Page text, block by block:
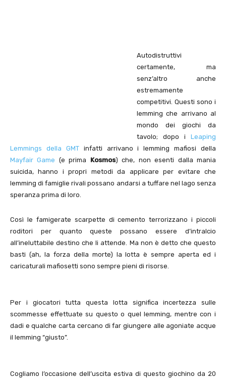
Autodistruttivi
certamente, ma
senz’altro anche
estremamente
competitivi. Questi sono i
lemming che arrivano al
mondo dei giochi da
tavolo; dopo i Leaping
Lemmings della GMTinfatti arrivano i lemming mafiosi della
Mayfair Game (e prima Kosmos) che, non esenti dalla mania
suicida, hanno i propri metodi da applicare per evitare che
lemming di famiglie rivali possano andarsi a tuffare nel lago senza
speranza prima di loro.
Così le famigerate scarpette di cemento terrorizzano i piccoli
roditori per quanto queste possano essere d’intralcio
all’ineluttabile destino che li attende. Ma non è detto che questo
basti (ah, la forza della morte) la lotta è sempre aperta ed i
caricaturali mafiosetti sono sempre pieni di risorse.
Per i giocatori tutta questa lotta significa incertezza sulle
scommesse effettuate su questo o quel lemming, mentre con i
dadi e qualche carta cercano di far giungere alle agoniate acque
il lemming “giusto”.
Cogliamo l’occasione dell’uscita estiva di questo giochino da 20